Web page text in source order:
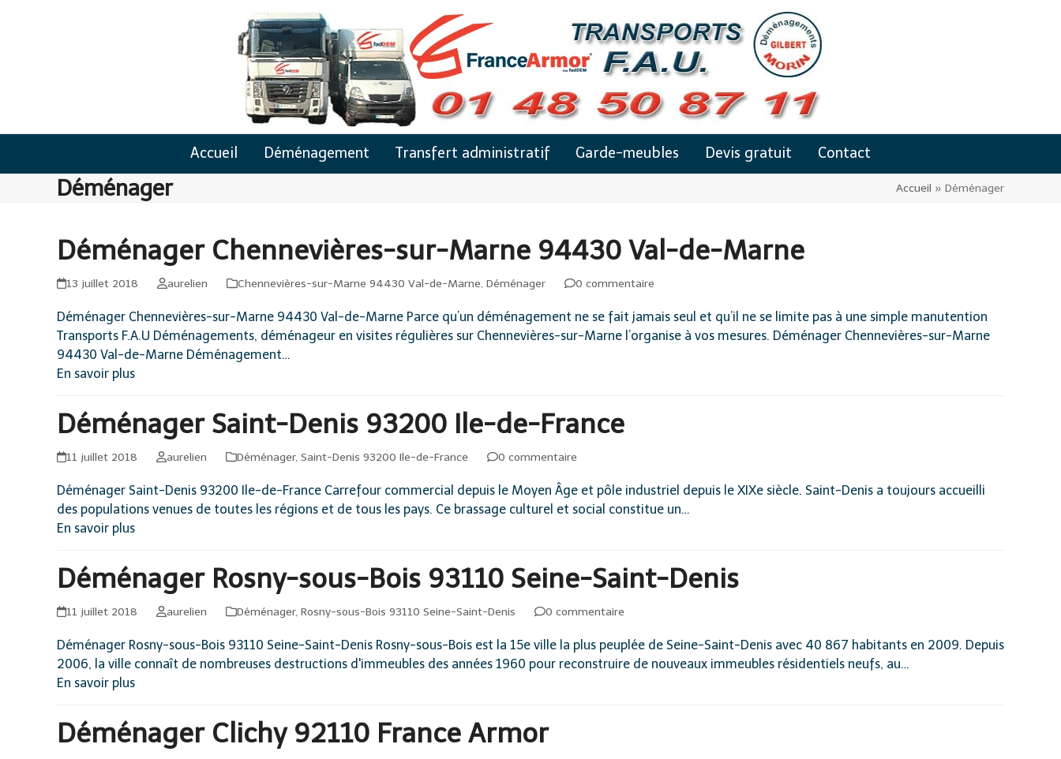
Accueil Déménagement Transfert administratif Garde-meubles Devis gratuit Contact
Déménager Accueil » Déménager
Déménager Chennevières-sur-Marne 94430 Val-de-Marne
13 juillet 2018 aurelien Chennevières-sur-Marne 94430 Val-de-Marne, Déménager 0 commentaire
Déménager Chennevières-sur-Marne 94430 Val-de-Marne Parce qu’un déménagement ne se fait jamais seul et qu’il ne se limite pas à une simple manutention
Transports F.A.U Déménagements, déménageur en visites régulières sur Chennevières-sur-Marne l’organise à vos mesures. Déménager Chennevières-sur-Marne
94430 Val-de-Marne Déménagement…
En savoir plus
Déménager Saint-Denis 93200 Ile-de-France
11 juillet 2018 aurelien Déménager, Saint-Denis 93200 Ile-de-France 0 commentaire
Déménager Saint-Denis 93200 Ile-de-France Carrefour commercial depuis le Moyen Âge et pôle industriel depuis le XIXe siècle. Saint-Denis a toujours accueilli
des populations venues de toutes les régions et de tous les pays. Ce brassage culturel et social constitue un…
En savoir plus
Déménager Rosny-sous-Bois 93110 Seine-Saint-Denis
11 juillet 2018 aurelien Déménager, Rosny-sous-Bois 93110 Seine-Saint-Denis 0 commentaire
Déménager Rosny-sous-Bois 93110 Seine-Saint-Denis Rosny-sous-Bois est la 15e ville la plus peuplée de Seine-Saint-Denis avec 40 867 habitants en 2009. Depuis
2006, la ville connaît de nombreuses destructions d'immeubles des années 1960 pour reconstruire de nouveaux immeubles résidentiels neufs, au…
En savoir plus
Déménager Clichy 92110 France Armor